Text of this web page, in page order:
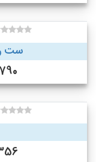
ست